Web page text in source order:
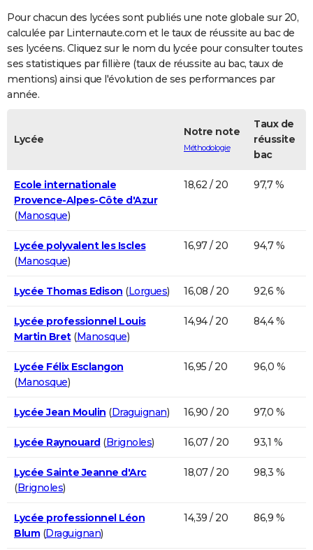
FORUM
Bricolage
Lifestyle
Culture
Television
Voyage
Cinema
Pour chacun des lycées sont publiés une note globale sur 20,
calculée par Linternaute.com et le taux de réussite au bac de
ses lycéens. Cliquez sur le nom du lycée pour consulter toutes
ses statistiques par fillière (taux de réussite au bac, taux de
mentions) ainsi que l'évolution de ses performances par
année.
Lycée
Notre note
Méthodologie
Taux de
réussite
bac
Ecole internationale
Provence-Alpes-Côte d'Azur
(Manosque)
18,62 / 20 97,7 %
Lycée polyvalent les Iscles
(Manosque)
16,97 / 20 94,7 %
Lycée Thomas Edison (Lorgues) 16,08 / 20 92,6 %
Lycée professionnel Louis
Martin Bret(Manosque)
14,94 / 20 84,4 %
Lycée Félix Esclangon
(Manosque)
16,95 / 20 96,0 %
Lycée Jean Moulin (Draguignan) 16,90 / 20 97,0 %
Lycée Raynouard(Brignoles) 16,07 / 20 93,1 %
Lycée Sainte Jeanne d'Arc
(Brignoles)
18,07 / 20 98,3 %
Lycée professionnel Léon
Blum(Draguignan)
14,39 / 20 86,9 %